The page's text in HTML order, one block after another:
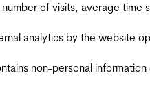
of visits, average
analytics by the website
non-personal